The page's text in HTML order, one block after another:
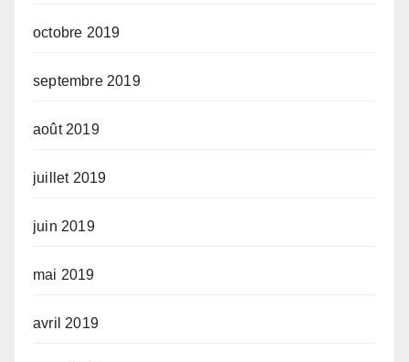
octobre 2019
septembre 2019
août 2019
juillet 2019
juin 2019
mai 2019
avril 2019